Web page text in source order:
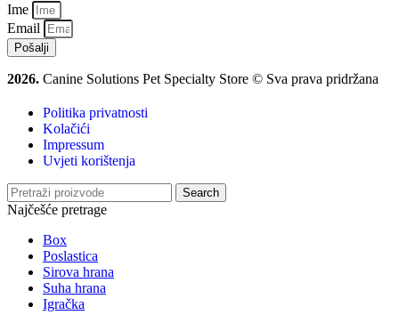
Ime
Email
Pošalji
2026. Canine Solutions Pet Specialty Store © Sva prava pridržana
Politika privatnosti
Kolačići
Impressum
Uvjeti korištenja
Search
Najčešće pretrage
Box
Poslastica
Sirova hrana
Suha hrana
Igračka